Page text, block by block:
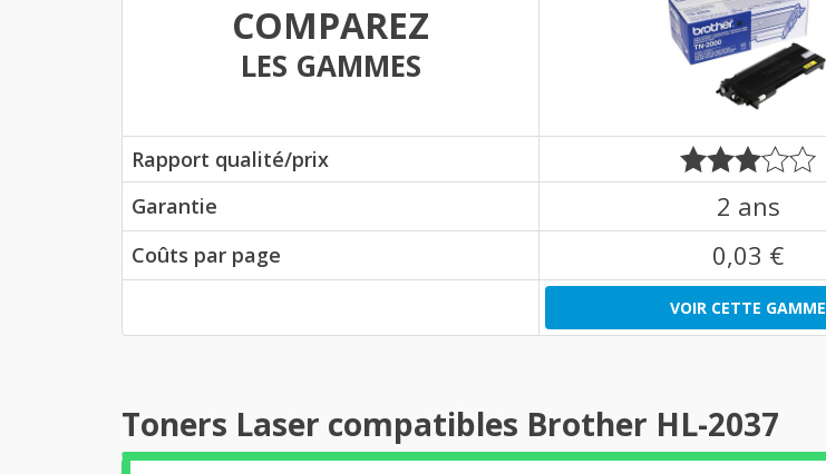
COMPAREZ
LES GAMMES
Rapport qualité/prix
Garantie
2 ans
Coûts par page 0,03 €
VOIR CETTE GAMME
Toners Laser compatibles Brother HL-2037